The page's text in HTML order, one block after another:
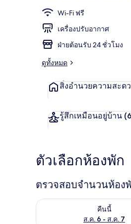
Wi-Fi ฟรี
เครื่องปรับอากาศ
ฝ่ายต้อนรับ 24 ชั่วโมง
ดูทั้งหมด
สิ่งอำนวยความสะด
รู้สึกเหมือนอยู่บ้าน
ตัวเลือกห้องพัก
ตรวจสอบจำนวนห้อง
คืนนี้
ส.ค. 6 - ส.ค. 7
ตรวจสอบจำนวนห้องพักว่า